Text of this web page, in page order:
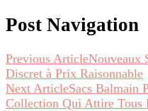
Post Navigation
Previous ArticleNouveaux
Discret à Prix Raisonnable
Next ArticleSacs Balmain
Collection Qui Attire Tous